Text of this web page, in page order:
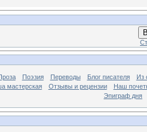
Поэзия Переводы Блог писателя
Из
мастерская Отзывы и рецензии
Наш
Эпиграф дня